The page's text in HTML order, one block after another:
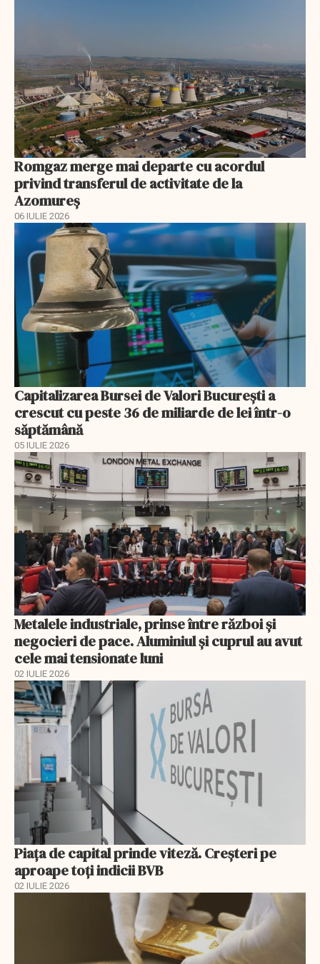
Romgaz merge mai departe cu acordul
privind transferul de activitate de la
Azomureș
06 IULIE 2026
Capitalizarea Bursei de Valori Bucureşti a
crescut cu peste 36 de miliarde de lei într-o
săptămână
05 IULIE 2026
Metalele industriale, prinse între război și
negocieri de pace. Aluminiul și cuprul au avut
cele mai tensionate luni
02 IULIE 2026
Piața de capital prinde viteză. Creșteri pe
aproape toți indicii BVB
02 IULIE 2026